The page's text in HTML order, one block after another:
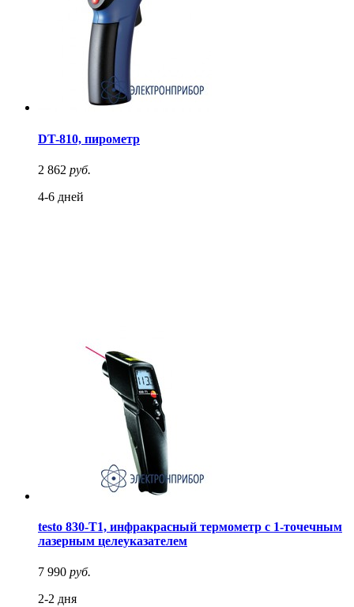
DT-810, пирометр
2 862 руб.
4-6 дней
testo 830-T1, инфракрасный термометр с 1-точечным
лазерным целеуказателем
7 990 руб.
2-2 дня